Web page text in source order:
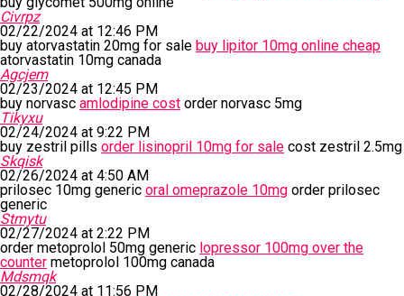
Civrpz
02/22/2024 at 12:46 PM
buy atorvastatin 20mg for sale buy lipitor 10mg online cheap
atorvastatin 10mg canada
Agcjem
02/23/2024 at 12:45 PM
buy norvasc amlodipine cost order norvasc 5mg
Tikyxu
02/24/2024 at 9:22 PM
buy zestril pills order lisinopril 10mg for sale cost zestril 2.5mg
Skqisk
02/26/2024 at 4:50 AM
prilosec 10mg generic oral omeprazole 10mg order prilosec
generic
Stmytu
02/27/2024 at 2:22 PM
order metoprolol 50mg generic lopressor 100mg over the
counter metoprolol 100mg canada
Mdsmqk
02/28/2024 at 11:56 PM